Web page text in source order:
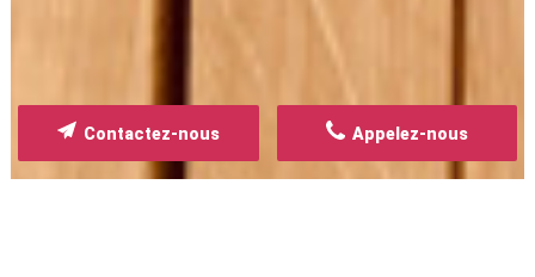
Appelez-nous
Contactez-nous